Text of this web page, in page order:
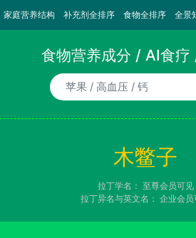
家庭营养结构 补充剂全排序 食物全排序 全景
食物营养成分 / AI食疗
食物/AI食疗诉求/补充剂名称
木鳖子
拉丁学名： 至尊会员可见
拉丁异名与英文名： 企业会员